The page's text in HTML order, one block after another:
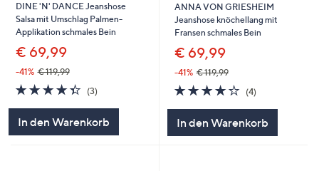
DINE 'N' DANCE Jeanshose
Salsa mit Umschlag Palmen-
Applikation schmales Bein
€ 69,99
-41% € 119,99
4.3
von
(3)3
In den Warenkorb
ANNA VON GRIESHEIM
Jeanshose knöchellang mit
Fransen schmales Bein
€ 69,99
-41% € 119,99
4.2
von
(4)4
In den Warenkorb